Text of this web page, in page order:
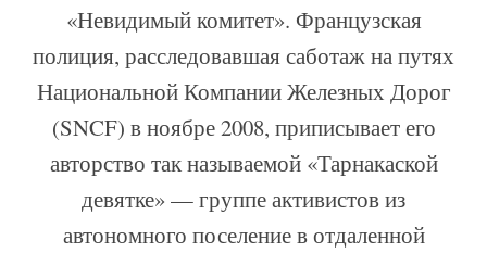
«Невидимый комитет». Французская
полиция, расследовавшая саботаж на путях
Национальной Компании Железных Дорог
(SNCF) в ноябре 2008, приписывает его
авторство так называемой «Тарнакаской
девятке» — группе активистов из
автономного поселение в отдаленной